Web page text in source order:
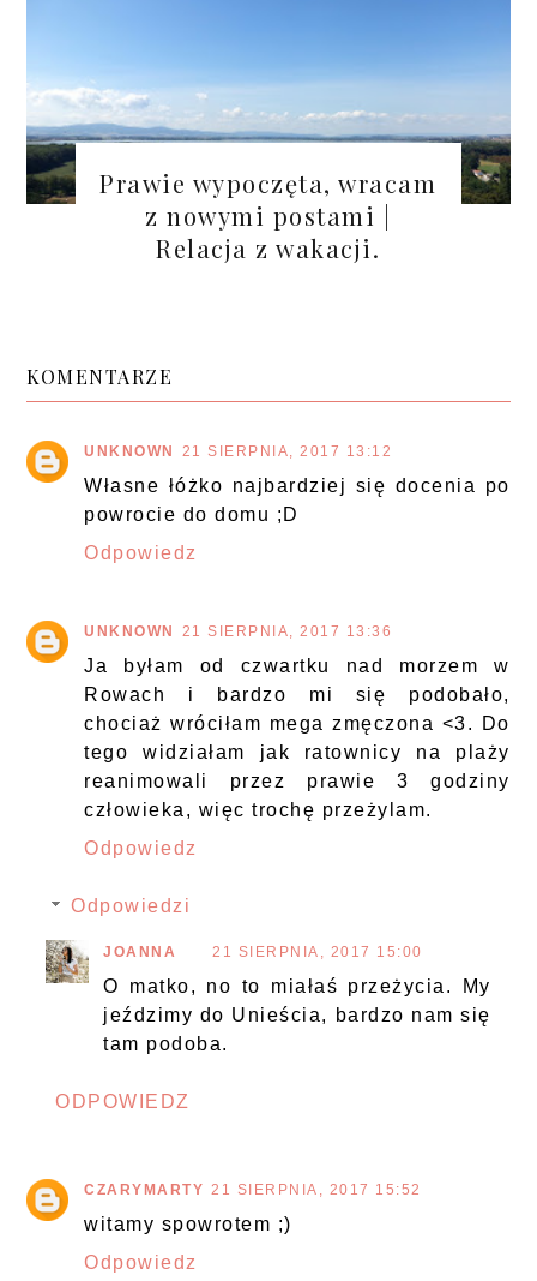
Prawie wypoczęta, wracam
z nowymi postami |
Relacja z wakacji.
KOMENTARZE
UNKNOWN 21 SIERPNIA, 2017 13:12
Własne łóżko najbardziej się docenia po
powrocie do domu ;D
Odpowiedz
UNKNOWN 21 SIERPNIA, 2017 13:36
Ja byłam od czwartku nad morzem w
Rowach i bardzo mi się podobało,
chociaż wróciłam mega zmęczona <3. Do
tego widziałam jak ratownicy na plaży
reanimowali przez prawie 3 godziny
człowieka, więc trochę przeżylam.
Odpowiedz
Odpowiedzi
JOANNA 21 SIERPNIA, 2017 15:00
O matko, no to miałaś przeżycia. My
jeździmy do Unieścia, bardzo nam się
tam podoba.
ODPOWIEDZ
CZARYMARTY 21 SIERPNIA, 2017 15:52
witamy spowrotem ;)
Odpowiedz